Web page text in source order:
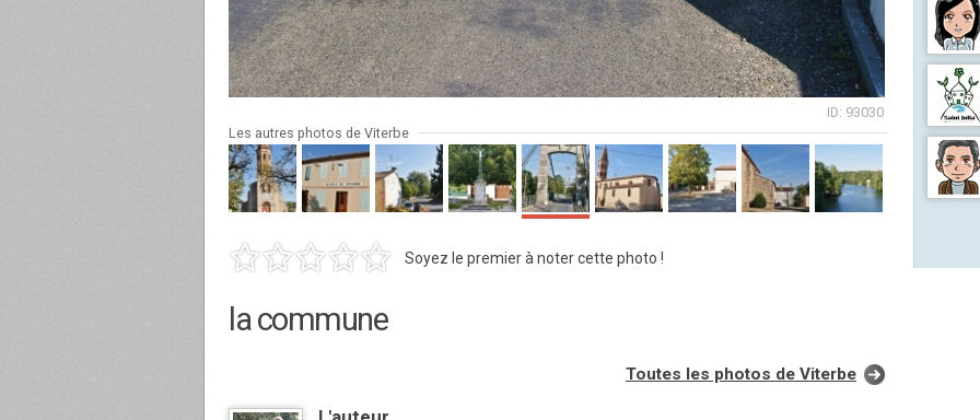
ID: 93030
Les autres photos de Viterbe
Soyez le premier à noter cette photo !
la commune
Toutes les photos de Viterbe